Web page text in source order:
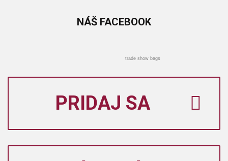
NÁŠ FACEBOOK
trade show bags
PRIDAJ SA